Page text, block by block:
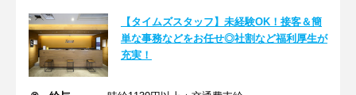
【タイムズスタッフ】未経験OK！接客＆簡
単な事務などをお任せ◎社割など福利厚生が
充実！